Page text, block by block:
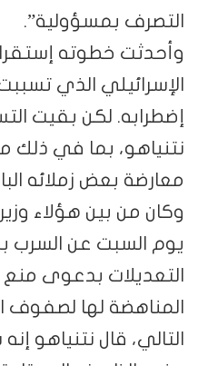
التصرف بمسؤولية”.
وأحدثت خطوته
الإسرائيلي الذي
إضطرابه. لكن بقيت
نتنياهو، بما في
معارضة بعض زملائه
وكان من بين هؤلاء
يوم السبت عن السرب
التعديلات بدعوى
المناهضة لها لصفوف
التالي، قال نتنياهو